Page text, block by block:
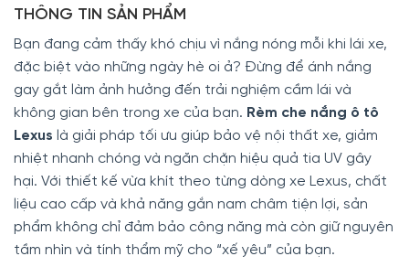
THÔNG TIN SẢN PHẨM
Bạn đang cảm thấy khó chịu vì nắng nóng mỗi khi lái xe,
đặc biệt vào những ngày hè oi ả? Đừng để ánh nắng
gay gắt làm ảnh hưởng đến trải nghiệm cầm lái và
không gian bên trong xe của bạn. Rèm che nắng ô tô
Lexus là giải pháp tối ưu giúp bảo vệ nội thất xe, giảm
nhiệt nhanh chóng và ngăn chặn hiệu quả tia UV gây
hại. Với thiết kế vừa khít theo từng dòng xe Lexus, chất
liệu cao cấp và khả năng gắn nam châm tiện lợi, sản
phẩm không chỉ đảm bảo công năng mà còn giữ nguyên
tầm nhìn và tính thẩm mỹ cho “xế yêu” của bạn.